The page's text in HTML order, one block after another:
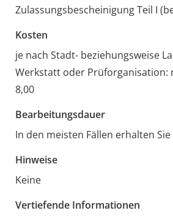
Zulassungsbescheinigung Teil I
Kosten
je nach Stadt- beziehungsweise
Werkstatt oder Prüforganisation:
8,00
Bearbeitungsdauer
In den meisten Fällen erhalten
Hinweise
Keine
Vertiefende Informationen